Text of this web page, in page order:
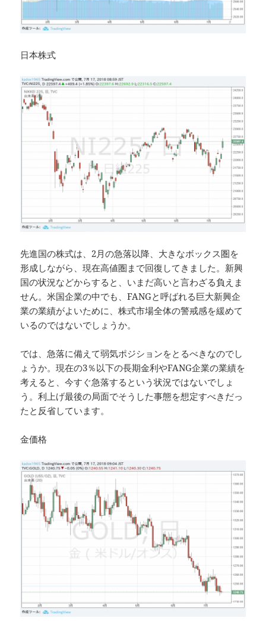
日本株式
先進国の株式は、2月の急落以降、大きなボックス圏を
形成しながら、現在高値圏まで回復してきました。新興
国の状況などからすると、いまだ高いと言わざる負えま
せん。米国企業の中でも、FANGと呼ばれる巨大新興企
業の業績がよいために、株式市場全体の警戒感を緩めて
いるのではないでしょうか。
では、急落に備えて弱気ポジションをとるべきなのでし
ょうか。現在の3％以下の長期金利やFANG企業の業績を
考えると、今すぐ急落するという状況ではないでしょ
う。利上げ最後の局面でそうした事態を想定すべきだっ
たと反省しています。
金価格